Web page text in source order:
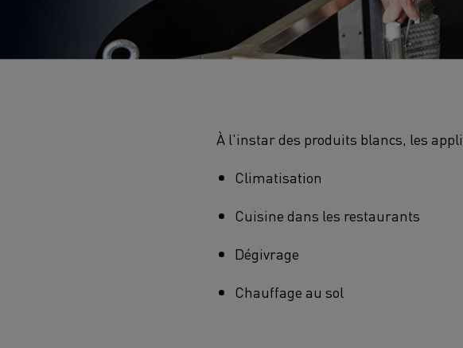
À l'instar des produits blancs, les
Climatisation
Cuisine dans les restaurants
Dégivrage
Chauffage au sol